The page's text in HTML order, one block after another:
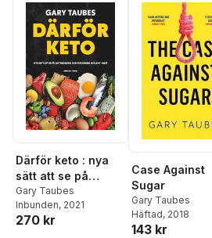
Därför keto : nya
sätt att se på
viktnedgång och
forskning om
LCHF-kost
Gary Taubes
Inbunden, 2021
270 kr
Case Against
Sugar
Gary Taubes
Häftad, 2018
143 kr